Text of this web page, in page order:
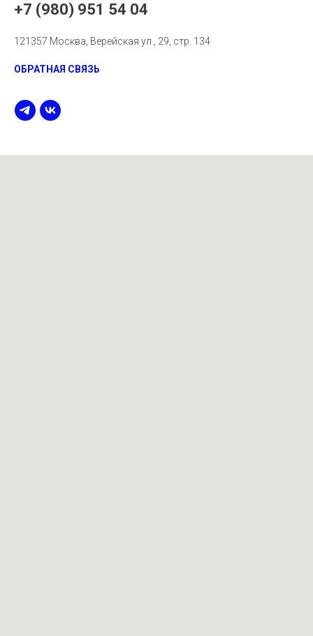
+7 (980) 951 54 04
121357 Москва, Верейская ул., 29, стр. 134
ОБРАТНАЯ СВЯЗЬ